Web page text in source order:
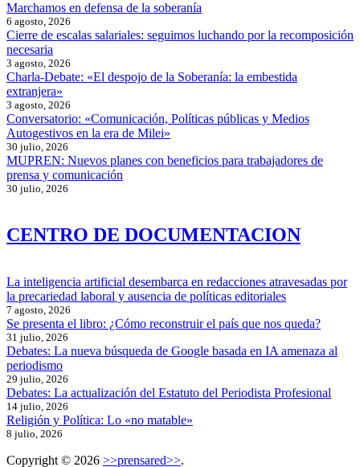
Marchamos en defensa de la soberanía
6 agosto, 2026
Cierre de escalas salariales: seguimos luchando por la recomposición
necesaria
3 agosto, 2026
Charla-Debate: «El despojo de la Soberanía: la embestida
extranjera»
3 agosto, 2026
Conversatorio: «Comunicación, Políticas públicas y Medios
Autogestivos en la era de Milei»
30 julio, 2026
MUPREN: Nuevos planes con beneficios para trabajadores de
prensa y comunicación
30 julio, 2026
CENTRO DE DOCUMENTACION
La inteligencia artificial desembarca en redacciones atravesadas por
la precariedad laboral y ausencia de políticas editoriales
7 agosto, 2026
Se presenta el libro: ¿Cómo reconstruir el país que nos queda?
31 julio, 2026
Debates: La nueva búsqueda de Google basada en IA amenaza al
periodismo
29 julio, 2026
Debates: La actualización del Estatuto del Periodista Profesional
14 julio, 2026
Religión y Política: Lo «no matable»
8 julio, 2026
Copyright © 2026 >>prensared>>.